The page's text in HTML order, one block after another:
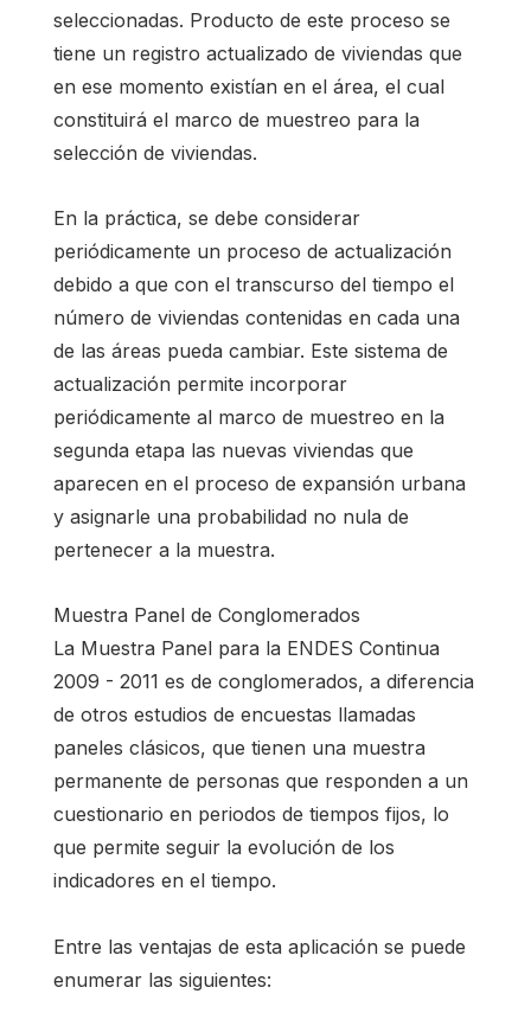
seleccionadas. Producto de este proceso se
tiene un registro actualizado de viviendas que
en ese momento existían en el área, el cual
constituirá el marco de muestreo para la
selección de viviendas.
En la práctica, se debe considerar
periódicamente un proceso de actualización
debido a que con el transcurso del tiempo el
número de viviendas contenidas en cada una
de las áreas pueda cambiar. Este sistema de
actualización permite incorporar
periódicamente al marco de muestreo en la
segunda etapa las nuevas viviendas que
aparecen en el proceso de expansión urbana
y asignarle una probabilidad no nula de
pertenecer a la muestra.
Muestra Panel de Conglomerados
La Muestra Panel para la ENDES Continua
2009 - 2011 es de conglomerados, a diferencia
de otros estudios de encuestas llamadas
paneles clásicos, que tienen una muestra
permanente de personas que responden a un
cuestionario en periodos de tiempos fijos, lo
que permite seguir la evolución de los
indicadores en el tiempo.
Entre las ventajas de esta aplicación se puede
enumerar las siguientes: